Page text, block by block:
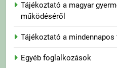
Tájékoztató a magyar
működéséről
Tájékoztató a mindennapos
Egyéb foglalkozások